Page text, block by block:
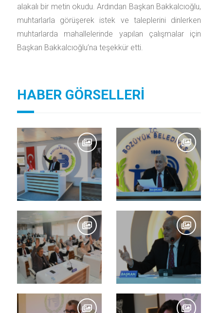
alakalı bir metin okudu. Ardından Başkan Bakkalcıoğlu,
muhtarlarla görüşerek istek ve taleplerini dinlerken
muhtarlarda mahallelerinde yapılan çalışmalar için
Başkan Bakkalcıoğlu’na teşekkür etti.
HABER GÖRSELLERİ